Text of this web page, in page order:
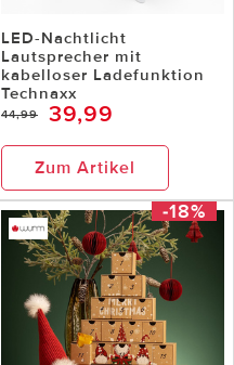
LED-Nachtlicht
Lautsprecher mit
kabelloser Ladefunktion
Technaxx
44,99 39,99
Zum Artikel
-18%